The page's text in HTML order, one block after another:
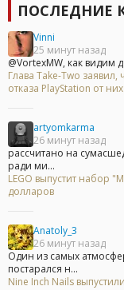
ПОСЛЕДНИЕ
Vinni
25 минут назад
@VortexMW, как видим
Глава Take-Two
отказа PlayStation от них
artyomkarma
26 минут назад
рассчитано на
ради ми...
LEGO выпустит набор
долларов
Anatoly_3
26 минут назад
Один из самых
постарался н...
Nine Inch Nails